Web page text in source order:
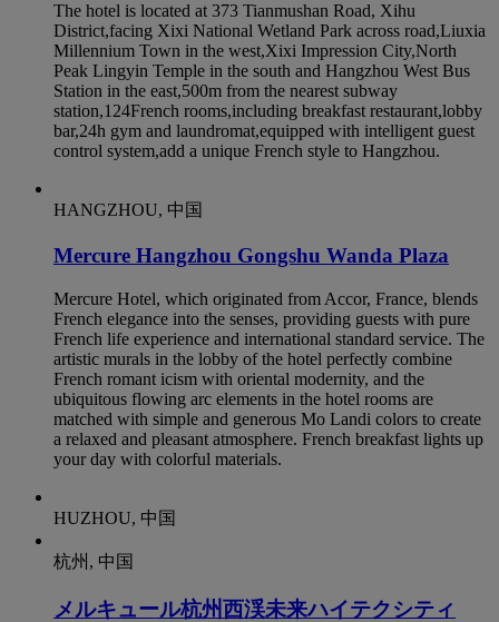
The hotel is located at 373 Tianmushan Road, Xihu
District,facing Xixi National Wetland Park across road,Liuxia
Millennium Town in the west,Xixi Impression City,North
Peak Lingyin Temple in the south and Hangzhou West Bus
Station in the east,500m from the nearest subway
station,124French rooms,including breakfast restaurant,lobby
bar,24h gym and laundromat,equipped with intelligent guest
control system,add a unique French style to Hangzhou.
HANGZHOU, 中国
Mercure Hangzhou Gongshu Wanda Plaza
Mercure Hotel, which originated from Accor, France, blends
French elegance into the senses, providing guests with pure
French life experience and international standard service. The
artistic murals in the lobby of the hotel perfectly combine
French romant icism with oriental modernity, and the
ubiquitous flowing arc elements in the hotel rooms are
matched with simple and generous Mo Landi colors to create
a relaxed and pleasant atmosphere. French breakfast lights up
your day with colorful materials.
HUZHOU, 中国
杭州, 中国
メルキュール杭州西渓未来ハイテクシティ